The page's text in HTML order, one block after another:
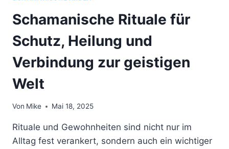
Schamanische Rituale für
Schutz, Heilung und
Verbindung zur geistigen
Welt
Von Mike Mai 18, 2025
Rituale und Gewohnheiten sind nicht nur im
Alltag fest verankert, sondern auch ein wichtiger